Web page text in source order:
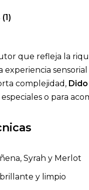
que refleja la
complejidad,
o para
Syrah y Merlot
y limpio